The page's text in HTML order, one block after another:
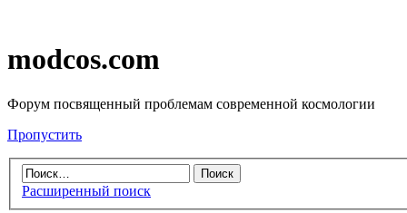
modcos.com
Форум посвященный проблемам современной космологии
Пропустить
Расширенный поиск